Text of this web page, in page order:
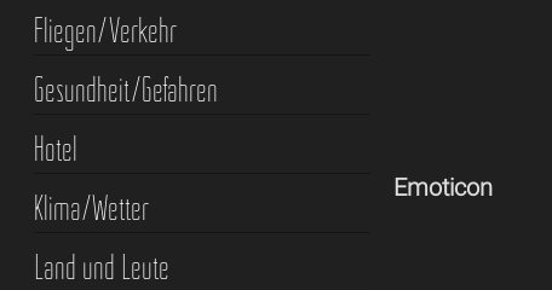
Emoticon
Fliegen/Verkehr
Gesundheit/Gefahren
Hotel
Klima/Wetter
Land und Leute